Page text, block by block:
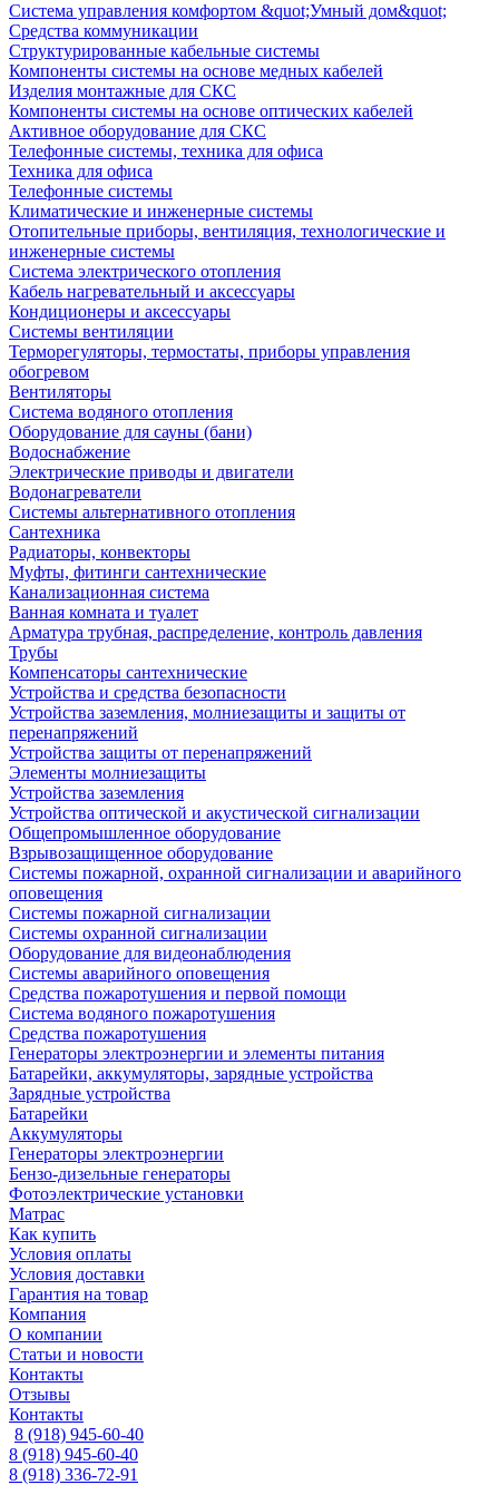
Система управления комфортом &quot;Умный дом&quot;
Средства коммуникации
Структурированные кабельные системы
Компоненты системы на основе медных кабелей
Изделия монтажные для СКС
Компоненты системы на основе оптических кабелей
Активное оборудование для СКС
Телефонные системы, техника для офиса
Техника для офиса
Телефонные системы
Климатические и инженерные системы
Отопительные приборы, вентиляция, технологические и
инженерные системы
Система электрического отопления
Кабель нагревательный и аксессуары
Кондиционеры и аксессуары
Системы вентиляции
Терморегуляторы, термостаты, приборы управления
обогревом
Вентиляторы
Система водяного отопления
Оборудование для сауны (бани)
Водоснабжение
Электрические приводы и двигатели
Водонагреватели
Системы альтернативного отопления
Сантехника
Радиаторы, конвекторы
Муфты, фитинги сантехнические
Канализационная система
Ванная комната и туалет
Арматура трубная, распределение, контроль давления
Трубы
Компенсаторы сантехнические
Устройства и средства безопасности
Устройства заземления, молниезащиты и защиты от
перенапряжений
Устройства защиты от перенапряжений
Элементы молниезащиты
Устройства заземления
Устройства оптической и акустической сигнализации
Общепромышленное оборудование
Взрывозащищенное оборудование
Системы пожарной, охранной сигнализации и аварийного
оповещения
Системы пожарной сигнализации
Системы охранной сигнализации
Оборудование для видеонаблюдения
Системы аварийного оповещения
Средства пожаротушения и первой помощи
Система водяного пожаротушения
Средства пожаротушения
Генераторы электроэнергии и элементы питания
Батарейки, аккумуляторы, зарядные устройства
Зарядные устройства
Батарейки
Аккумуляторы
Генераторы электроэнергии
Бензо-дизельные генераторы
Фотоэлектрические установки
Матрас
Как купить
Условия оплаты
Условия доставки
Гарантия на товар
Компания
О компании
Статьи и новости
Контакты
Отзывы
Контакты
8 (918) 945-60-40
8 (918) 945-60-40
8 (918) 336-72-91